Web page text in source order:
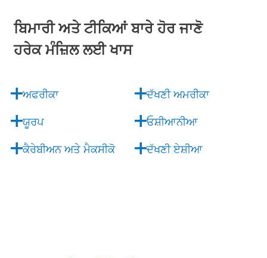
ਬਿਮਾਰੀ ਅਤੇ ਟੀਕਿਆਂ ਬਾਰੇ ਹੋਰ ਜਾਣੋ
ਹਰੇਕ ਮੰਜ਼ਿਲ ਲਈ ਖਾਸ
ਅਫਰੀਕਾ ਦੱਖਣੀ ਅਮਰੀਕਾ
ਯੂਰਪ ਓਸ਼ੀਆਨੀਆ
ਕੈਰੇਬੀਅਨ ਅਤੇ ਮੈਕਸੀਕੋ ਦੱਖਣੀ ਏਸ਼ੀਆ